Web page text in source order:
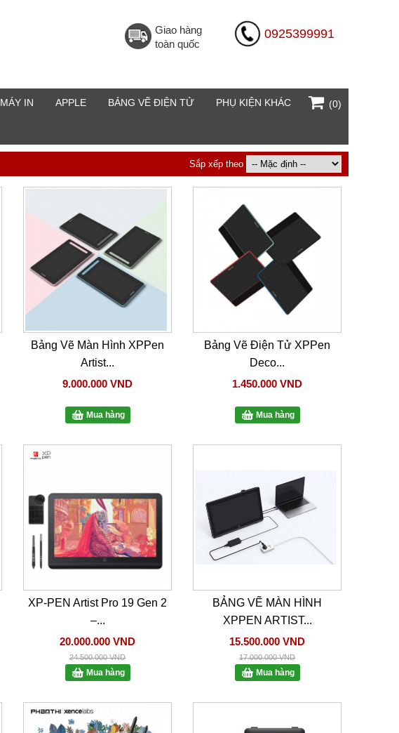
0925399991
Giao hàng
toàn quốc
MÁY IN APPLE BẢNG VẼ ĐIỆN TỬ PHỤ KIỆN KHÁC (0)
Sắp xếp theo
Bảng Vẽ Màn Hình XPPen
Artist...
9.000.000 VND
Mua hàng
Bảng Vẽ Điện Tử XPPen
Deco...
1.450.000 VND
Mua hàng
XP-PEN Artist Pro 19 Gen 2
–...
20.000.000 VND
24.500.000 VND
Mua hàng
BẢNG VẼ MÀN HÌNH
XPPEN ARTIST...
15.500.000 VND
17.000.000 VND
Mua hàng